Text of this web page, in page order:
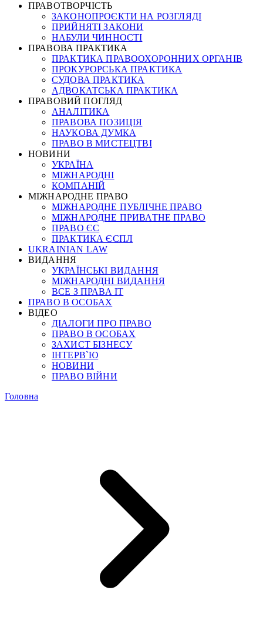
ПРАВОТВОРЧІСТЬ
ЗАКОНОПРОЄКТИ НА РОЗГЛЯДІ
ПРИЙНЯТІ ЗАКОНИ
НАБУЛИ ЧИННОСТІ
ПРАВОВА ПРАКТИКА
ПРАКТИКА ПРАВООХОРОННИХ ОРГАНІВ
ПРОКУРОРСЬКА ПРАКТИКА
СУДОВА ПРАКТИКА
АДВОКАТСЬКА ПРАКТИКА
ПРАВОВИЙ ПОГЛЯД
АНАЛІТИКА
ПРАВОВА ПОЗИЦІЯ
НАУКОВА ДУМКА
ПРАВО В МИСТЕЦТВІ
НОВИНИ
УКРАЇНА
МІЖНАРОДНІ
КОМПАНІЙ
МІЖНАРОДНЕ ПРАВО
МІЖНАРОДНЕ ПУБЛІЧНЕ ПРАВО
МІЖНАРОДНЕ ПРИВАТНЕ ПРАВО
ПРАВО ЄС
ПРАКТИКА ЄСПЛ
UKRAINIAN LAW
ВИДАННЯ
УКРАЇНСЬКІ ВИДАННЯ
МІЖНАРОДНІ ВИДАННЯ
ВСЕ З ПРАВА ІТ
ПРАВО В ОСОБАХ
ВІДЕО
ДІАЛОГИ ПРО ПРАВО
ПРАВО В ОСОБАХ
ЗАХИСТ БІЗНЕСУ
ІНТЕРВ`Ю
НОВИНИ
ПРАВО ВІЙНИ
Головна